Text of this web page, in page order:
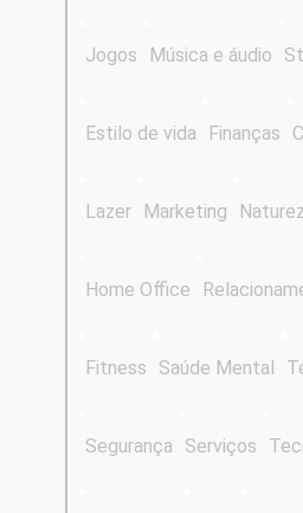
Jogos Música e áudio
Estilo de vida Finanças
Lazer Marketing
Home Office
Fitness Saúde Mental
Segurança Serviços